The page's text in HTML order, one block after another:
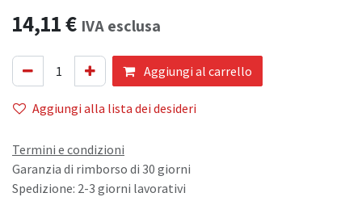
14,11€ IVA esclusa
Aggiungi al carrello
Aggiungi alla lista dei desideri
Termini e condizioni
Garanzia di rimborso di 30 giorni
Spedizione: 2-3 giorni lavorativi